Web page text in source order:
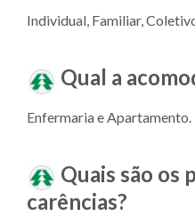
Individual, Familiar,
Qual a
Enfermaria e Apartamento.
Quais são os
carências?